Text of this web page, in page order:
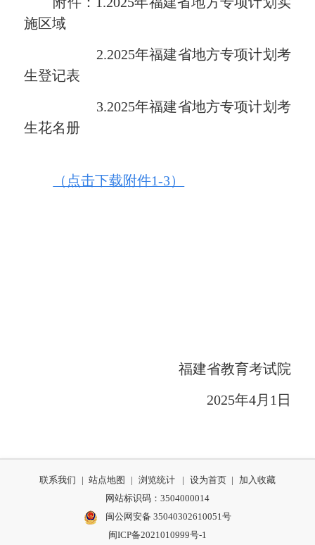
施区域
2.2025年福建省地方专项计划考
生登记表
3.2025年福建省地方专项计划考
生花名册
（点击下载附件1-3）
福建省教育考试院
2025年4月 1 日
联系我们 | 站点地图 | 浏览统计 | 设为首页 |
加入收藏
网站标识码：3504000014
闽公网安备 35040302610051号
闽ICP备2021010999号-1